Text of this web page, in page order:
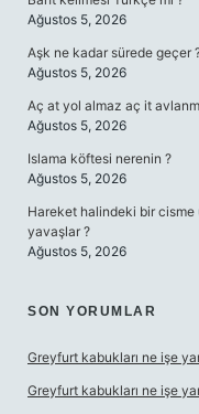
Ağustos 5, 2026
Aşk ne kadar sürede geçer
Ağustos 5, 2026
Aç at yol almaz aç it
Ağustos 5, 2026
Islama köftesi nerenin ?
Ağustos 5, 2026
Hareket halindeki bir
yavaşlar ?
Ağustos 5, 2026
SON YORUMLAR
Greyfurt kabukları ne işe
Greyfurt kabukları ne işe